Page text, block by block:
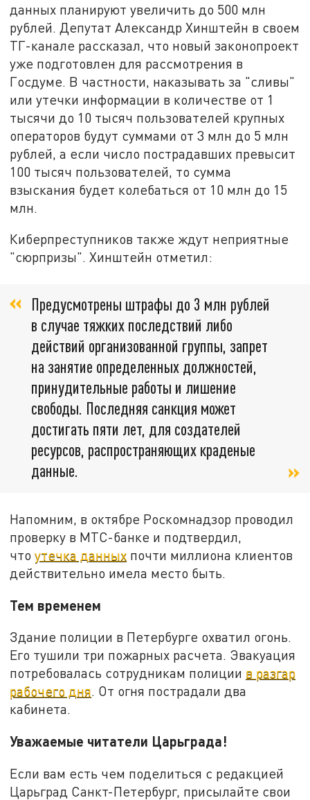
данных планируют увеличить до 500 млн
рублей. Депутат Александр Хинштейн в своем
ТГ-канале рассказал, что новый законопроект
уже подготовлен для рассмотрения в
Госдуме. В частности, наказывать за "сливы"
или утечки информации в количестве от 1
тысячи до 10 тысяч пользователей крупных
операторов будут суммами от 3 млн до 5 млн
рублей, а если число пострадавших превысит
100 тысяч пользователей, то сумма
взыскания будет колебаться от 10 млн до 15
млн.
Киберпреступников также ждут неприятные
"сюрпризы". Хинштейн отметил:
Предусмотрены штрафы до 3 млн рублей
в случае тяжких последствий либо
действий организованной группы, запрет
на занятие определенных должностей,
принудительные работы и лишение
свободы. Последняя санкция может
достигать пяти лет, для создателей
ресурсов, распространяющих краденые
данные.
Напомним, в октябре Роскомнадзор проводил
проверку в МТС-банке и подтвердил,
чтоутечка данных почти миллиона клиентов
действительно имела место быть.
Тем временем
Здание полиции в Петербурге охватил огонь.
Его тушили три пожарных расчета. Эвакуация
потребовалась сотрудникам полиции в разгар
рабочего дня. От огня пострадали два
кабинета.
Уважаемые читатели Царьграда!
Если вам есть чем поделиться с редакцией
Царьград Санкт-Петербург, присылайте свои